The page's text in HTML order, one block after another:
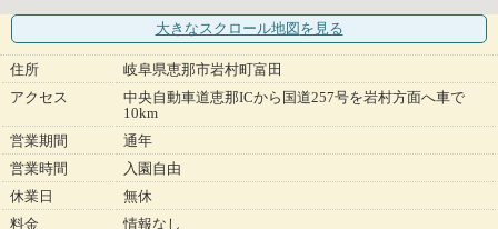
大きなスクロール地図 を見る
住所
岐阜県恵那市岩村町富田
アクセス
中央自動車道恵那ICから国道257号を岩村方面へ車で
10km
営業期間
通年
営業時間
入園自由
休業日
無休
料金
情報なし